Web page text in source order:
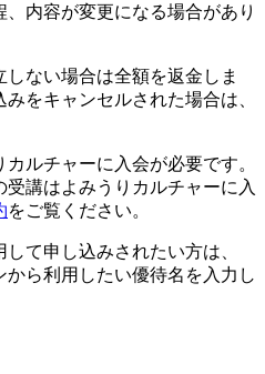
内容が変更になる場合があり
ない場合は全額を返金しま
をキャンセルされた場合は、
ルチャーに入会が必要です。
講はよみうりカルチャーに入
をご覧ください。
て申し込みされたい方は、
から利用したい優待名を入力し